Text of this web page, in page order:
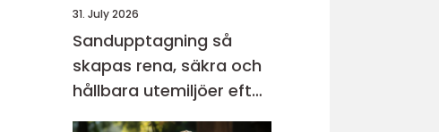
31. July 2026
Sandupptagning så
skapas rena, säkra och
hållbara utemiljöer efter
vintern